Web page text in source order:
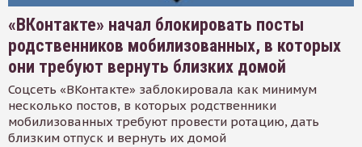
«ВКонтакте» начал блокировать посты
родственников мобилизованных, в которых
они требуют вернуть близких домой
Соцсеть «ВКонтакте» заблокировала как минимум
несколько постов, в которых родственники
мобилизованных требуют провести ротацию, дать
близким отпуск и вернуть их домой